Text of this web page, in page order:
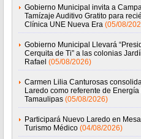
Gobierno Municipal invita a
Tamízaje Auditivo Gratito para
Clínica UNE Nueva Era (05/08/
Gobierno Municipal Llevará
Cerquita de Ti” a las colonias
Rafael (05/08/2026)
Carmen Lilia Canturosas
Laredo como referente de
Tamaulipas (05/08/2026)
Participará Nuevo Laredo en
Turismo Médico (04/08/2026)